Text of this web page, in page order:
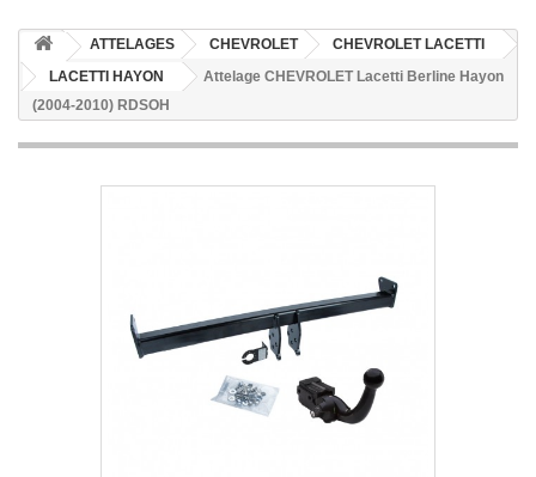
ATTELAGES CHEVROLET
CHEVROLET LACETTI
LACETTI HAYON
Attelage CHEVROLET Lacetti Berline Hayon
(2004-2010) RDSOH